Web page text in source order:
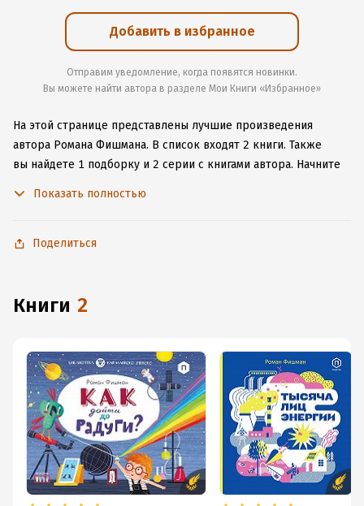
Добавить в избранное
Отправим уведомление, когда появятся новинки.
Вы можете найти автора в разделе Мои Книги «Избранное»
На этой странице представлены лучшие произведения
автора Романа Фишмана. В список входят 2 книги. Также
вы найдете 1 подборку и 2 серии с книгами автора. Начните
даже без подключения к интернету.
Показать полностью
Поделиться
книги 2